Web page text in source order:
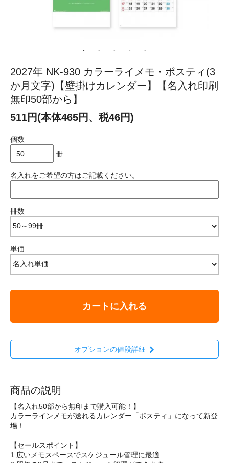
2027年 NK-930 カラーライメモ・ポスティ(3
か月文字)【壁掛けカレンダー】【名入れ印刷
無印50部から】
511円(本体465円、税46円)
個数
冊
名入れをご希望の方はご記載ください。
冊数
単価
カートに入れる
オプションの値段詳細
商品の説明
【名入れ50部から無印まで購入可能！】
カラーラインメモが送れるカレンダー「ポスティ」になって新登
場！
【セールスポイント】
1.広いメモスペースでスケジュール管理に最適